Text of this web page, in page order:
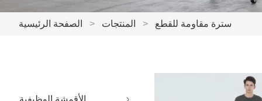
الصفحة الرئيسية > المنتجات > سترة مقاومة للقطع
الأقمشة الوظيفية